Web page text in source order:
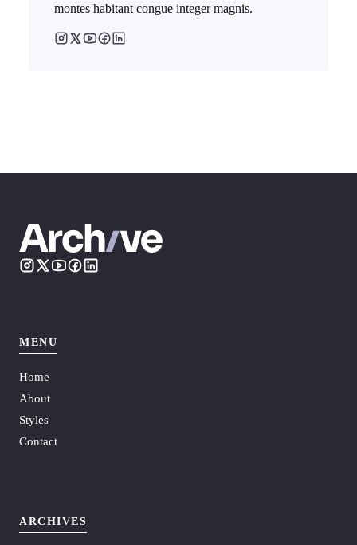
montes habitant congue integer magnis.
MENU
Home
About
Styles
Contact
ARCHIVES